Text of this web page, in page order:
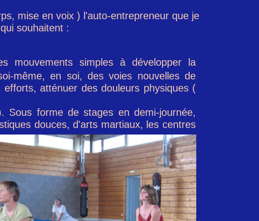
mise en voix ) l'auto-entrepreneur que je
souhaitent :
mouvements simples à développer la
même, en soi, des voies nouvelles de
atténuer des douleurs physiques (
Sous forme de stages en demi-journée,
douces, d'arts martiaux, les centres